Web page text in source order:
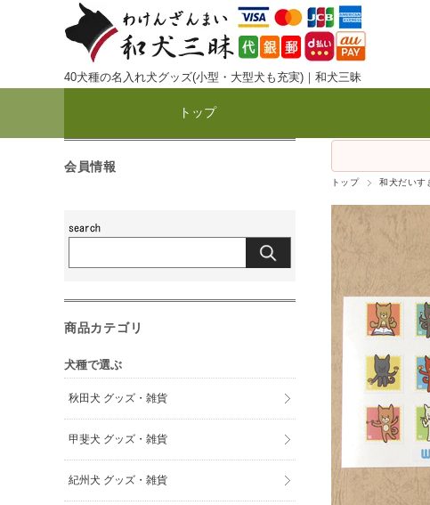
40犬種の名入れ犬グッズ(小型・大型犬も充実)｜和犬三昧
トップ
トップ 和犬だいす
会員情報
商品カテゴリ
犬種で選ぶ
秋田犬 グッズ・雑貨
甲斐犬 グッズ・雑貨
紀州犬 グッズ・雑貨